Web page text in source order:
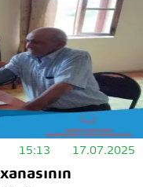
15:13 17.07.2025